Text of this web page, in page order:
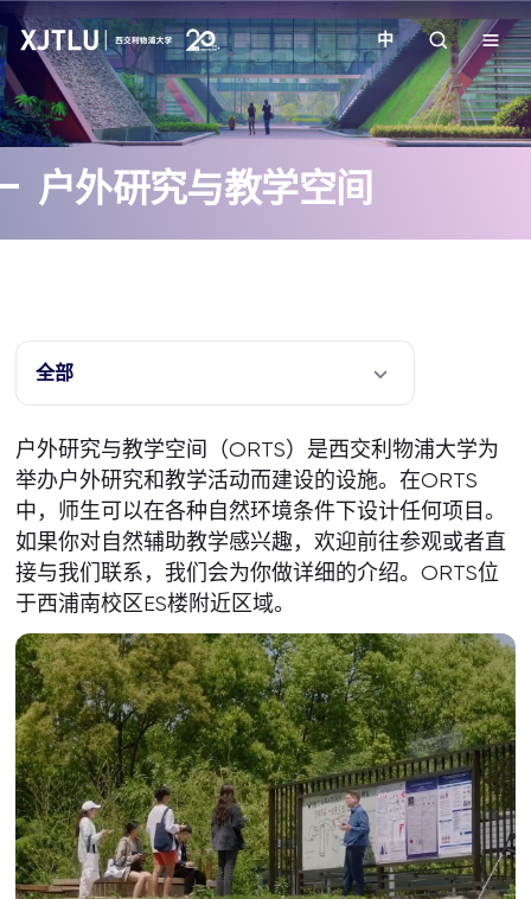
教学
招生
学院
校园生活
关于我们
中
户外研究与教学空间
全部
户外研究与教学空间（ORTS）是西交利物浦大学为
举办户外研究和教学活动而建设的设施。在ORTS
中，师生可以在各种自然环境条件下设计任何项目。
如果你对自然辅助教学感兴趣，欢迎前往参观或者直
接与我们联系，我们会为你做详细的介绍。ORTS位
于西浦南校区ES楼附近区域。